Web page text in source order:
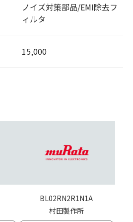
ノイズ対策部品/EMI除去フ
ィルタ
15,000
BL02RN2R1N1A
村田製作所